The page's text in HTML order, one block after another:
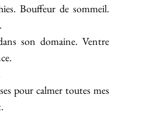
Bouffeur de sommeil.
son domaine. Ventre
pour calmer toutes mes